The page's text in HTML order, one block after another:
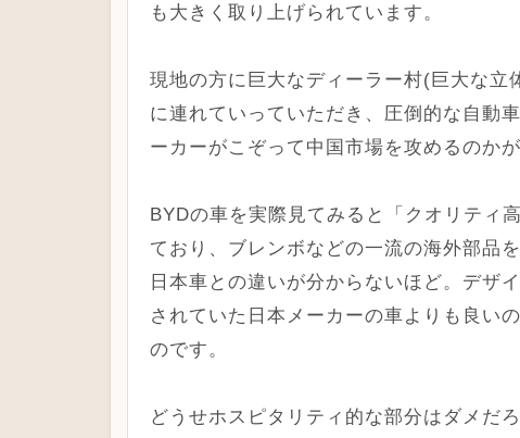
も大きく取り上げられています。
現地の方に巨大なディーラー村(巨大な
に連れていっていただき、圧倒的な自動
ーカーがこぞって中国市場を攻めるのか
BYDの車を実際見てみると「クオリティ
ており、ブレンボなどの一流の海外部品
日本車との違いが分からないほど。デザ
されていた日本メーカーの車よりも良い
のです。
どうせホスピタリティ的な部分はダメだ